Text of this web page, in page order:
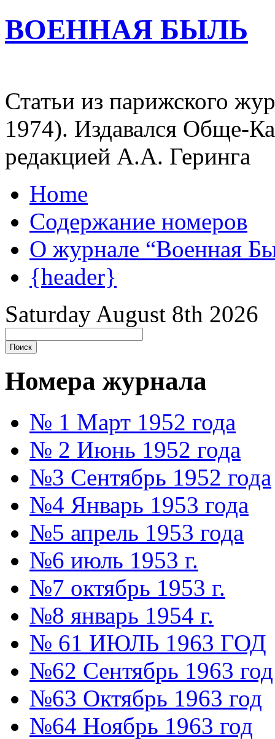
ВОЕННАЯ БЫЛЬ
Статьи из парижского
1974). Издавался Обще-
редакцией А.А. Геринга
Home
Содержание номеров
О журнале “Военная
{header}
Saturday August 8th 2026
Номера журнала
№ 1 Март 1952 года
№ 2 Июнь 1952 года
№3 Сентябрь 1952 года
№4 Январь 1953 года
№5 апрель 1953 года
№6 июль 1953 г.
№7 октябрь 1953 г.
№8 январь 1954 г.
№ 61 ИЮЛЬ 1963 ГОД
№62 Сентябрь 1963 год
№63 Октябрь 1963 год
№64 Ноябрь 1963 год